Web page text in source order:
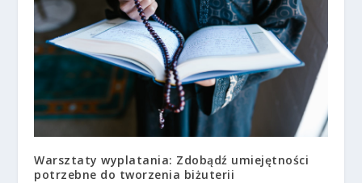
Warsztaty wyplatania: Zdobądź umiejętności
potrzebne do tworzenia biżuterii